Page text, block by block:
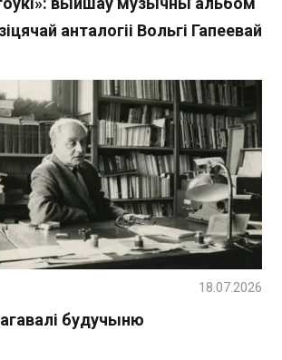
анталогіі Вольгі Гапеевай
будучыню
18.07.2026